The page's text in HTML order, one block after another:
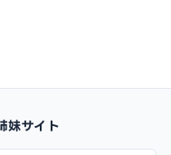
妹サイト